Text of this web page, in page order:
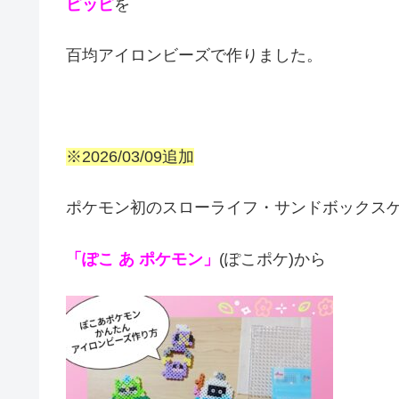
ピッピを
百均アイロンビーズで作りました。
※2026/03/09追加
ポケモン初のスローライフ・サンドボックス
「ぽこ あ ポケモン」 (ぽこポケ)から